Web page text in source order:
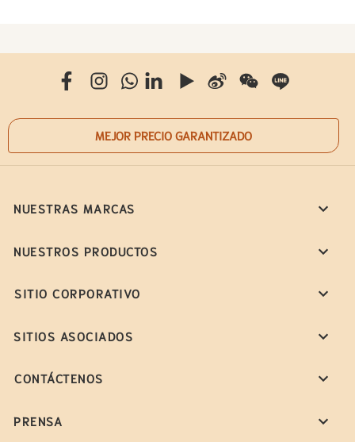
MEJOR PRECIO GARANTIZADO
NUESTRAS MARCAS
NUESTROS PRODUCTOS
SITIO CORPORATIVO
SITIOS ASOCIADOS
CONTÁCTENOS
PRENSA